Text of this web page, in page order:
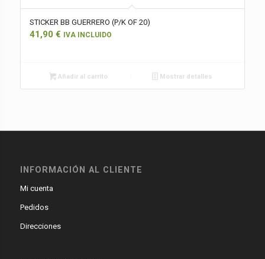
STICKER BB GUERRERO (P/K OF 20)
41,90 € IVA INCLUIDO
Añadir al carrito Mostrar detalles
INFORMACIÓN AL CLIENTE
Mi cuenta
Pedidos
Direcciones